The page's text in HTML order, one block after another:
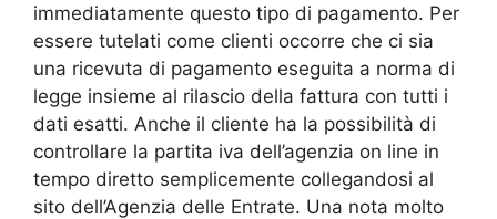
immediatamente questo tipo di pagamento. Per
essere tutelati come clienti occorre che ci sia
una ricevuta di pagamento eseguita a norma di
legge insieme al rilascio della fattura con tutti i
dati esatti. Anche il cliente ha la possibilità di
controllare la partita iva dell’agenzia on line in
tempo diretto semplicemente collegandosi al
sito dell’Agenzia delle Entrate. Una nota molto